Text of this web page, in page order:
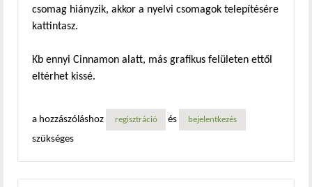
csomag hiányzik, akkor a nyelvi csomagok telepítésére
kattintasz.
Kb ennyi Cinnamon alatt, más grafikus felületen ettől
eltérhet kissé.
a hozzászóláshoz regisztráció és bejelentkezés
szükséges